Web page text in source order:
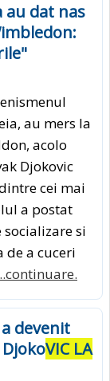
au dat nas
au mers la
acolo
Djokovic
cei mai
a postat
si
de a cuceri
devenit
VIC LA